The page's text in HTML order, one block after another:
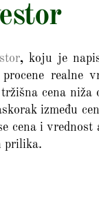
, koju je
realne
cena niža
između
cena i vrednost
prilika.